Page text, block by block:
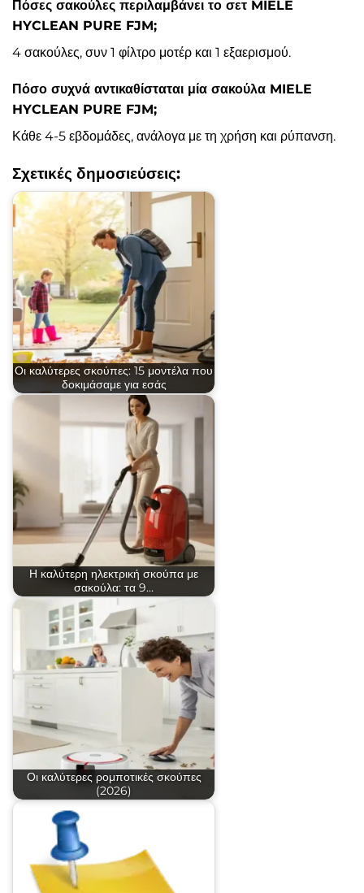
Πόσες σακούλες περιλαμβάνει το σετ MIELE
HYCLEAN PURE FJM;
4 σακούλες, συν 1 φίλτρο μοτέρ και 1 εξαερισμού.
Πόσο συχνά αντικαθίσταται μία σακούλα MIELE
HYCLEAN PURE FJM;
Κάθε 4-5 εβδομάδες, ανάλογα με τη χρήση και ρύπανση.
Σχετικές δημοσιεύσεις:
Οι καλύτερες σκούπες: 15 μοντέλα που
δοκιμάσαμε για εσάς
Η καλύτερη ηλεκτρική σκούπα με
σακούλα: τα 9…
Οι καλύτερες ρομποτικές σκούπες
(2026)